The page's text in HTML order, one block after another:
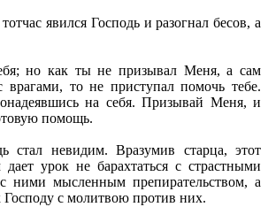
явился Господь и разогнал бесов, а
но как ты не призывал Меня, а сам
врагами, то не приступал помочь тебе.
на себя. Призывай Меня, и
помощь.
стал невидим. Вразумив старца, этот
урок не барахтаться с страстными
ними мысленным препирательством, а
Господу с молитвою против них.